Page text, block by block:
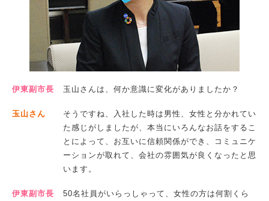
伊東副市長 玉山さんは、何か意識に変化がありましたか？
玉山さん
そうですね、入社した時は男性、女性と分かれてい
た感じがしましたが、本当にいろんなお話をするこ
とによって、お互いに信頼関係ができ、コミュニケ
ーションが取れて、会社の雰囲気が良くなったと思
います。
伊東副市長
50名社員がいらっしゃって、女性の方は何割くら